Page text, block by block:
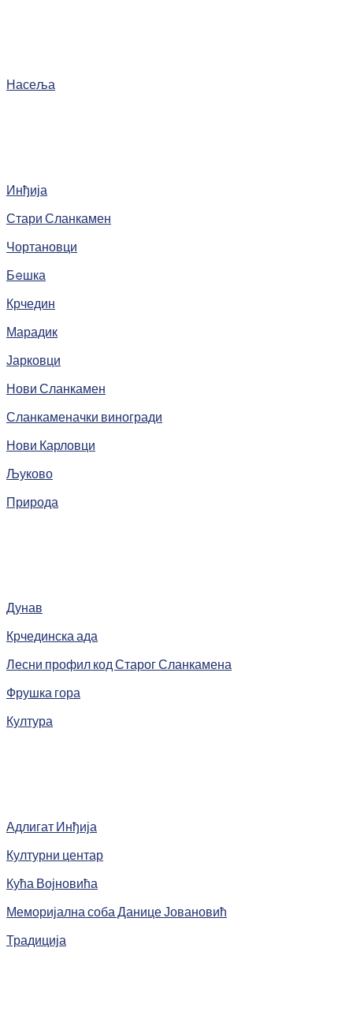
Насеља
Инђија
Стари Сланкамен
Чортановци
Бeшка
Крчедин
Марадик
Јарковци
Нови Сланкамен
Сланкаменачки виногради
Нови Карловци
Љуково
Природа
Дунав
Крчединска ада
Лесни профил код Старог Сланкамена
Фрушка гора
Култура
Адлигат Инђија
Културни центар
Кућа Војновића
Меморијална соба Данице Јовановић
Традиција